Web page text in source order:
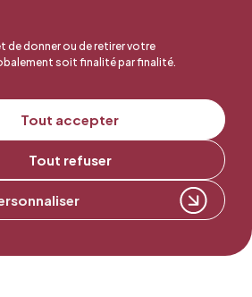
de donner ou de retirer votre
soit finalité par finalité.
Tout accepter
Tout refuser
!